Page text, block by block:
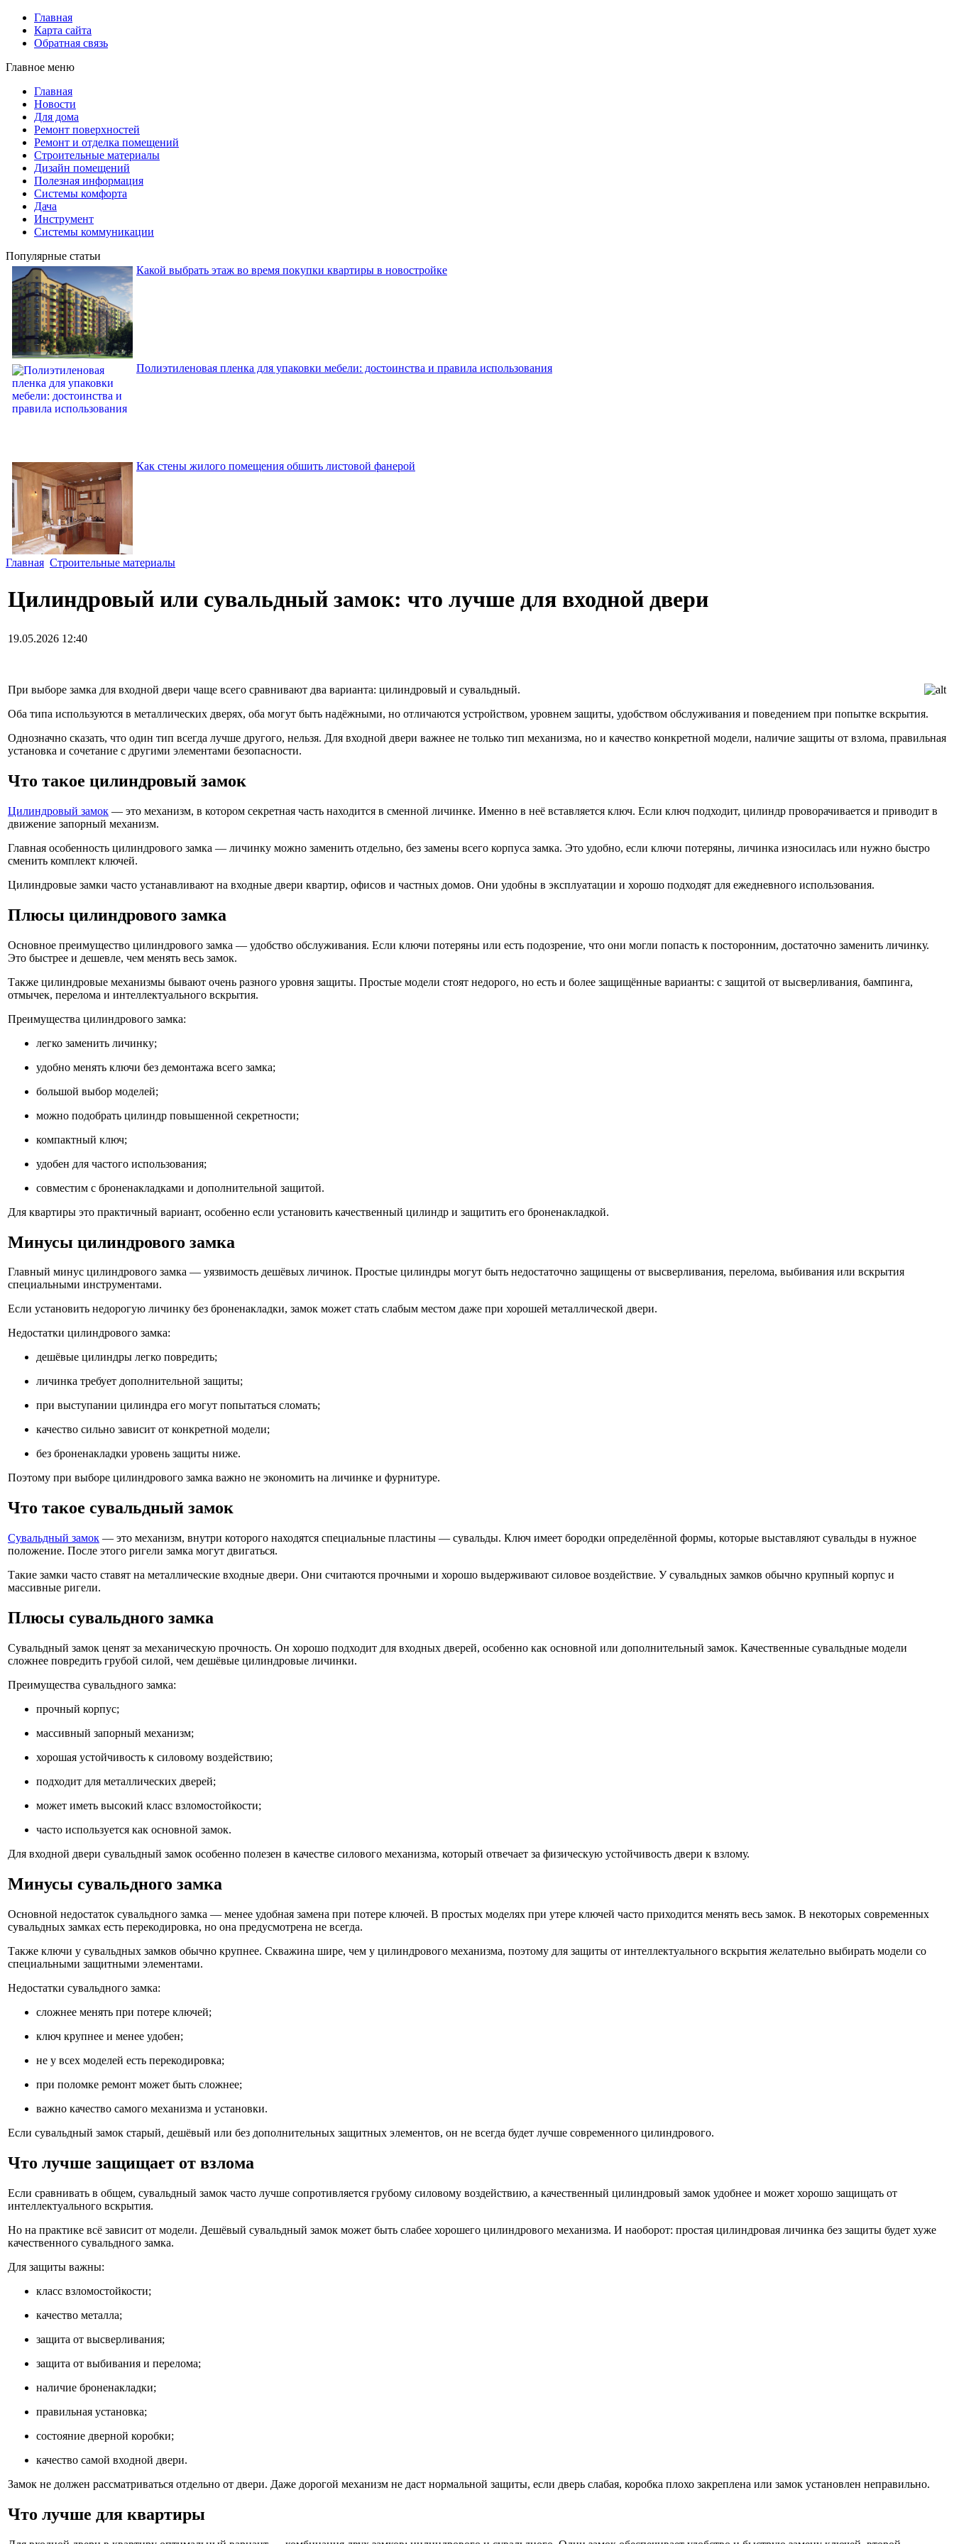
Главная
Карта сайта
Обратная связь
Главное меню
Главная
Новости
Для дома
Ремонт поверхностей
Ремонт и отделка помещений
Строительные материалы
Дизайн помещений
Полезная информация
Системы комфорта
Дача
Инструмент
Системы коммуникации
Популярные статьи
Какой выбрать этаж во время покупки квартиры в новостройке
Полиэтиленовая пленка для упаковки мебели: достоинства и правила использования
Как стены жилого помещения обшить листовой фанерой
Главная Строительные материалы
Цилиндровый или сувальдный замок: что лучше для входной двери
19.05.2026 12:40
При выборе замка для входной двери чаще всего сравнивают два варианта: цилиндровый и сувальдный.
Оба типа используются в металлических дверях, оба могут быть надёжными, но отличаются устройством, уровнем защиты, удобством обслуживания и поведением при попытке вскрытия.
Однозначно сказать, что один тип всегда лучше другого, нельзя. Для входной двери важнее не только тип механизма, но и качество конкретной модели, наличие защиты от взлома, правильная
установка и сочетание с другими элементами безопасности.
Что такое цилиндровый замок
Цилиндровый замок — это механизм, в котором секретная часть находится в сменной личинке. Именно в неё вставляется ключ. Если ключ подходит, цилиндр проворачивается и приводит в
движение запорный механизм.
Главная особенность цилиндрового замка — личинку можно заменить отдельно, без замены всего корпуса замка. Это удобно, если ключи потеряны, личинка износилась или нужно быстро
сменить комплект ключей.
Цилиндровые замки часто устанавливают на входные двери квартир, офисов и частных домов. Они удобны в эксплуатации и хорошо подходят для ежедневного использования.
Плюсы цилиндрового замка
Основное преимущество цилиндрового замка — удобство обслуживания. Если ключи потеряны или есть подозрение, что они могли попасть к посторонним, достаточно заменить личинку.
Это быстрее и дешевле, чем менять весь замок.
Также цилиндровые механизмы бывают очень разного уровня защиты. Простые модели стоят недорого, но есть и более защищённые варианты: с защитой от высверливания, бампинга,
отмычек, перелома и интеллектуального вскрытия.
Преимущества цилиндрового замка:
легко заменить личинку;
удобно менять ключи без демонтажа всего замка;
большой выбор моделей;
можно подобрать цилиндр повышенной секретности;
компактный ключ;
удобен для частого использования;
совместим с броненакладками и дополнительной защитой.
Для квартиры это практичный вариант, особенно если установить качественный цилиндр и защитить его броненакладкой.
Минусы цилиндрового замка
Главный минус цилиндрового замка — уязвимость дешёвых личинок. Простые цилиндры могут быть недостаточно защищены от высверливания, перелома, выбивания или вскрытия
специальными инструментами.
Если установить недорогую личинку без броненакладки, замок может стать слабым местом даже при хорошей металлической двери.
Недостатки цилиндрового замка:
дешёвые цилиндры легко повредить;
личинка требует дополнительной защиты;
при выступании цилиндра его могут попытаться сломать;
качество сильно зависит от конкретной модели;
без броненакладки уровень защиты ниже.
Поэтому при выборе цилиндрового замка важно не экономить на личинке и фурнитуре.
Что такое сувальдный замок
Сувальдный замок — это механизм, внутри которого находятся специальные пластины — сувальды. Ключ имеет бородки определённой формы, которые выставляют сувальды в нужное
положение. После этого ригели замка могут двигаться.
Такие замки часто ставят на металлические входные двери. Они считаются прочными и хорошо выдерживают силовое воздействие. У сувальдных замков обычно крупный корпус и
массивные ригели.
Плюсы сувальдного замка
Сувальдный замок ценят за механическую прочность. Он хорошо подходит для входных дверей, особенно как основной или дополнительный замок. Качественные сувальдные модели
сложнее повредить грубой силой, чем дешёвые цилиндровые личинки.
Преимущества сувальдного замка:
прочный корпус;
массивный запорный механизм;
хорошая устойчивость к силовому воздействию;
подходит для металлических дверей;
может иметь высокий класс взломостойкости;
часто используется как основной замок.
Для входной двери сувальдный замок особенно полезен в качестве силового механизма, который отвечает за физическую устойчивость двери к взлому.
Минусы сувальдного замка
Основной недостаток сувальдного замка — менее удобная замена при потере ключей. В простых моделях при утере ключей часто приходится менять весь замок. В некоторых современных
сувальдных замках есть перекодировка, но она предусмотрена не всегда.
Также ключи у сувальдных замков обычно крупнее. Скважина шире, чем у цилиндрового механизма, поэтому для защиты от интеллектуального вскрытия желательно выбирать модели со
специальными защитными элементами.
Недостатки сувальдного замка:
сложнее менять при потере ключей;
ключ крупнее и менее удобен;
не у всех моделей есть перекодировка;
при поломке ремонт может быть сложнее;
важно качество самого механизма и установки.
Если сувальдный замок старый, дешёвый или без дополнительных защитных элементов, он не всегда будет лучше современного цилиндрового.
Что лучше защищает от взлома
Если сравнивать в общем, сувальдный замок часто лучше сопротивляется грубому силовому воздействию, а качественный цилиндровый замок удобнее и может хорошо защищать от
интеллектуального вскрытия.
Но на практике всё зависит от модели. Дешёвый сувальдный замок может быть слабее хорошего цилиндрового механизма. И наоборот: простая цилиндровая личинка без защиты будет хуже
качественного сувальдного замка.
Для защиты важны:
класс взломостойкости;
качество металла;
защита от высверливания;
защита от выбивания и перелома;
наличие броненакладки;
правильная установка;
состояние дверной коробки;
качество самой входной двери.
Замок не должен рассматриваться отдельно от двери. Даже дорогой механизм не даст нормальной защиты, если дверь слабая, коробка плохо закреплена или замок установлен неправильно.
Что лучше для квартиры